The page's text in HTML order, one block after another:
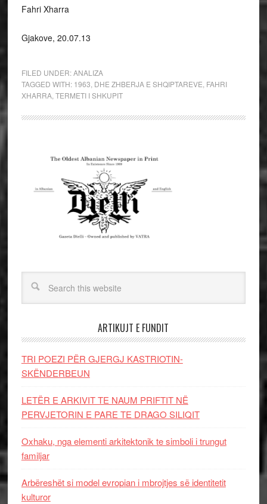
Fahri Xharra
Gjakove, 20.07.13
FILED UNDER:ANALIZA
TAGGED WITH: 1963 DHE ZHBERJA E SHQIPTAREVE FAHRI
XHARRA, TERMETI I SHKUPIT
ARTIKUJT E FUNDIT
TRI POEZI PËR GJERGJ KASTRIOTIN-
SKËNDERBEUN
LETËR E ARKIVIT TE NAUM PRIFTIT NË
PERVJETORIN E PARE TE DRAGO SILIQIT
Oxhaku, nga elementi arkitektonik te simboli i trungut
familjar
Arbëreshët si model evropian i mbrojtjes së identitetit
kulturor